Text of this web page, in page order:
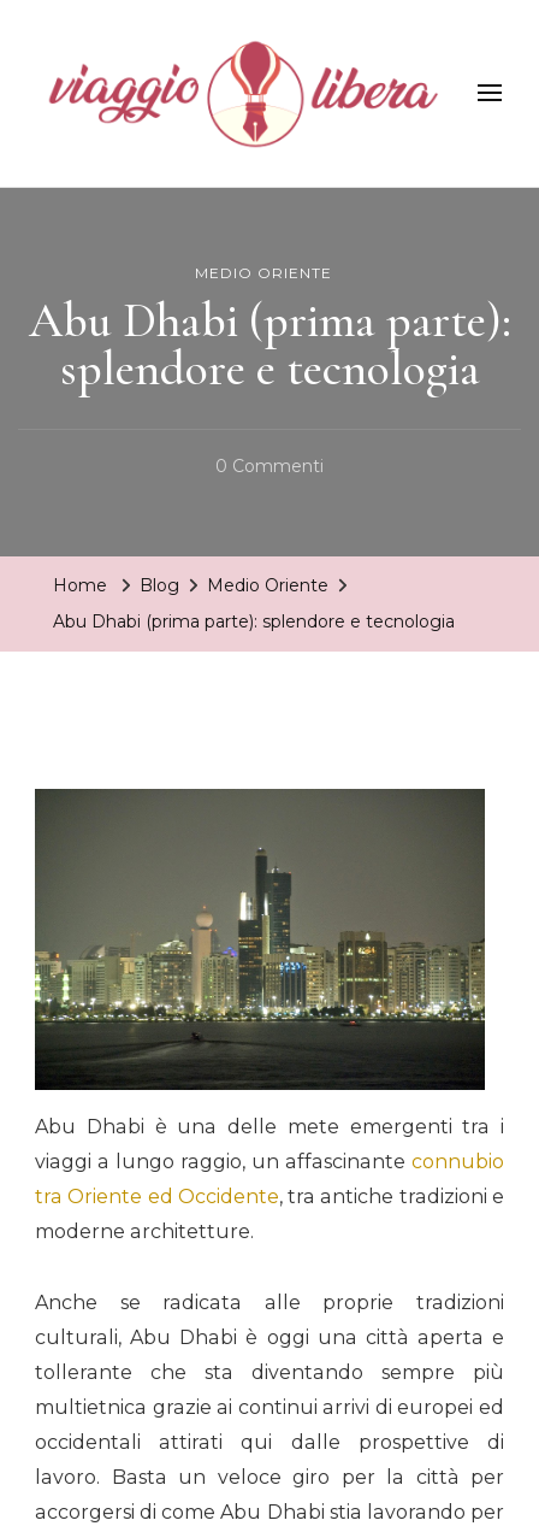
Viaggiolibera
MEDIO ORIENTE
Abu Dhabi (prima parte):
splendore e tecnologia
0 Commenti
Home Blog
Medio Oriente
Abu Dhabi (prima parte): splendore e tecnologia
Abu Dhabi è una delle mete emergenti tra i
viaggi a lungo raggio, un affascinante connubio
tra Oriente ed Occidente, tra antiche tradizioni e
moderne architetture.
Anche se radicata alle proprie tradizioni
culturali, Abu Dhabi è oggi una città aperta e
tollerante che sta diventando sempre più
multietnica grazie ai continui arrivi di europei ed
occidentali attirati qui dalle prospettive di
lavoro. Basta un veloce giro per la città per
accorgersi di come Abu Dhabi stia lavorando per